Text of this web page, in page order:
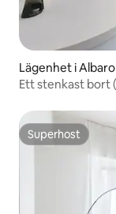
Lägenhet i Albaro
Ett stenkast bort
Superhost
Superhost